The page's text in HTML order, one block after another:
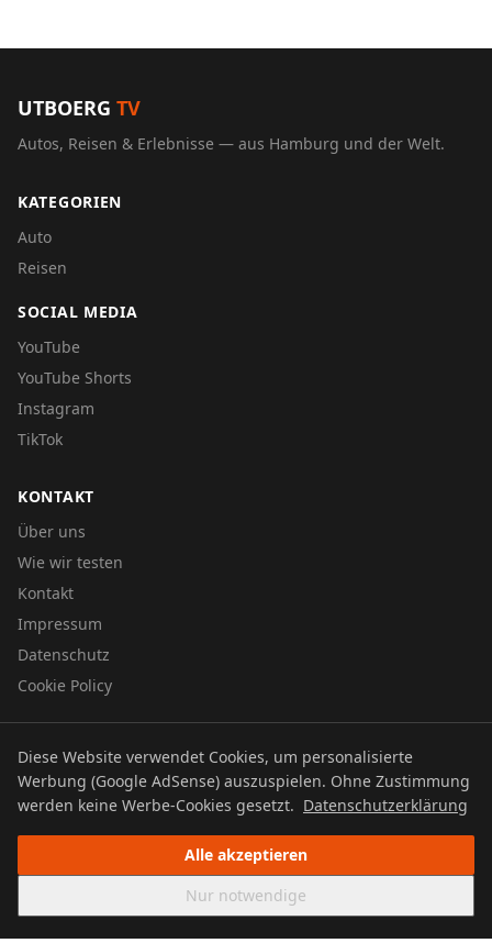
UTBOERG TV
Autos, Reisen & Erlebnisse — aus Hamburg und der Welt.
KATEGORIEN
Auto
Reisen
SOCIAL MEDIA
YouTube
YouTube Shorts
Instagram
TikTok
KONTAKT
Über uns
Wie wir testen
Kontakt
Impressum
Datenschutz
Cookie Policy
© 2026 UTBOERG TV
DatenschutzImpressumCookie Policy
Diese Website verwendet Cookies, um personalisierte
Werbung (Google AdSense) auszuspielen. Ohne Zustimmung
werden keine Werbe-Cookies gesetzt. Datenschutzerklärung
Alle akzeptieren
Nur notwendige